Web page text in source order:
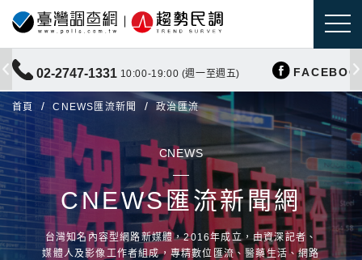
02-2747-1331 10:00-19:00 (週一至週五)
首頁 CNEWS匯流新聞 政治匯流
CNEWS
CNEWS匯流新聞網
台灣知名內容型網路新媒體，2016年成立，由資深記者、
媒體人及影像工作者組成，專精數位匯流、醫藥生活、網路